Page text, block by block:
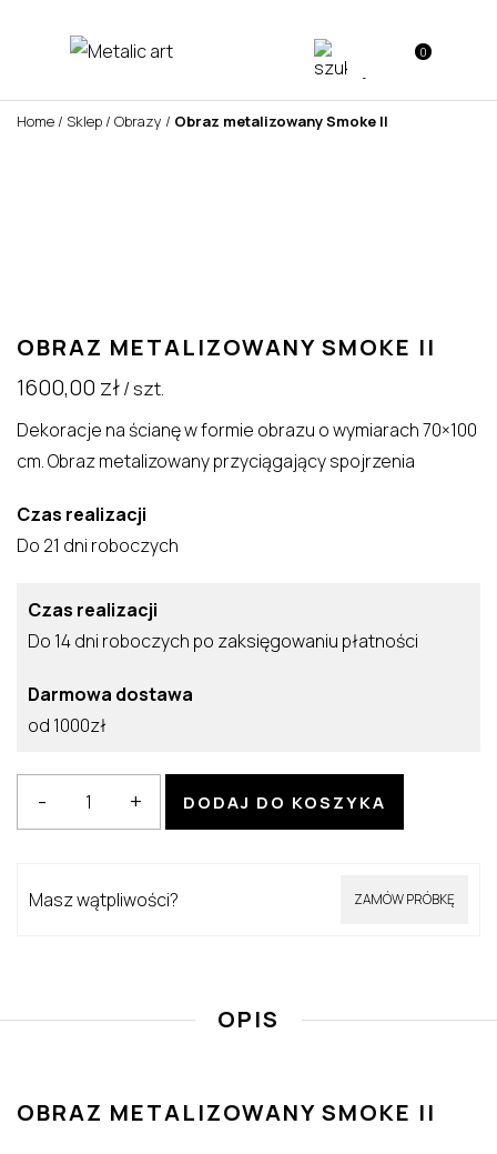
0
Home / Sklep / Obrazy / Obraz metalizowany Smoke II
OBRAZ METALIZOWANY SMOKE II
1600,00 zł/ szt.
Dekoracje na ścianę w formie obrazu o wymiarach 70×100
cm. Obraz metalizowany przyciągający spojrzenia
Czas realizacji
Do 21 dni roboczych
Czas realizacji
Do 14 dni roboczych po zaksięgowaniu płatności
Darmowa dostawa
od 1000zł
- + DODAJ DO KOSZYKA
Masz wątpliwości? ZAMÓW PRÓBKĘ
OPIS
OBRAZ METALIZOWANY SMOKE II